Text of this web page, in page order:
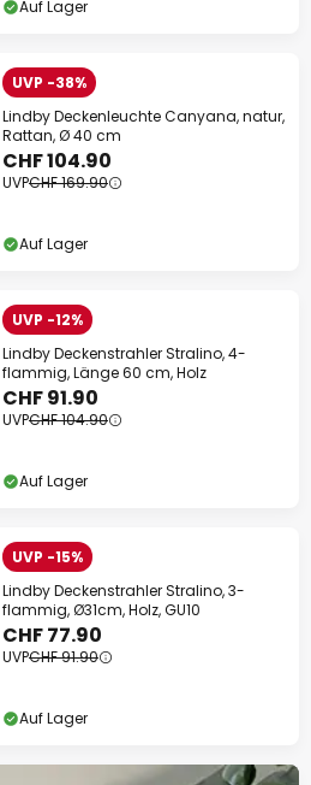
Auf Lager
UVP -38%
Lindby Deckenleuchte Canyana, natur,
Rattan, Ø 40 cm
CHF 104.90
UVPCHF 169.90
Auf Lager
UVP -12%
Lindby Deckenstrahler Stralino, 4-
flammig, Länge 60 cm, Holz
CHF 91.90
UVPCHF 104.90
Auf Lager
UVP -15%
Lindby Deckenstrahler Stralino, 3-
flammig, Ø31cm, Holz, GU10
CHF 77.90
UVPCHF 91.90
Auf Lager